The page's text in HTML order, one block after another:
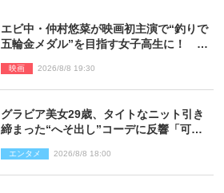
エビ中・仲村悠菜が映画初主演で“釣りで
五輪金メダル”を目指す女子高生に！ 映
映画 2026/8/8 19:30
グラビア美女29歳、タイトなニット引き
締まった“へそ出し”コーデに反響「可愛
エンタメ 2026/8/8 18:00